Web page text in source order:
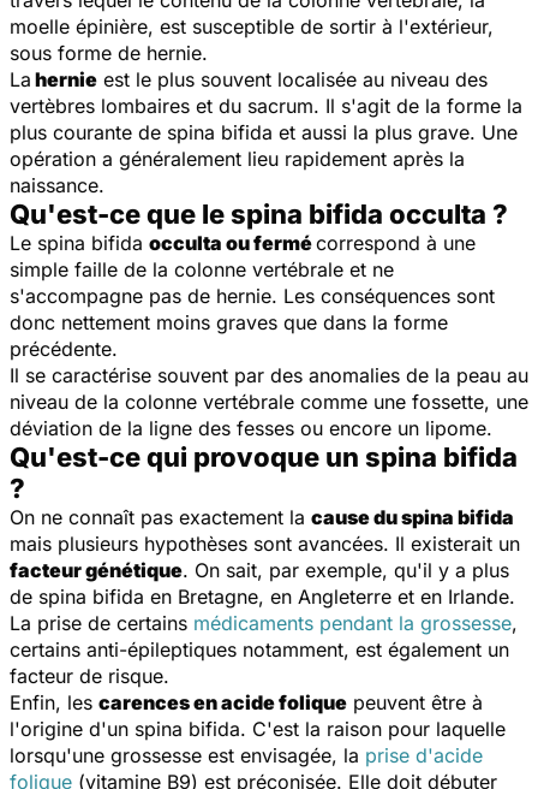
moelle épinière, est susceptible de sortir à l'extérieur,
sous forme de hernie.
La hernie est le plus souvent localisée au niveau des
vertèbres lombaires et du sacrum. Il s'agit de la forme la
plus courante de spina bifida et aussi la plus grave. Une
opération a généralement lieu rapidement après la
naissance.
Qu'est-ce que le spina bifida occulta ?
Le spina bifida occulta ou fermécorrespond à une
simple faille de la colonne vertébrale et ne
s'accompagne pas de hernie. Les conséquences sont
donc nettement moins graves que dans la forme
précédente.
Il se caractérise souvent par des anomalies de la peau au
niveau de la colonne vertébrale comme une fossette, une
déviation de la ligne des fesses ou encore un lipome.
Qu'est-ce qui provoque un spina bifida
?
On ne connaît pas exactement la cause du spina bifida
mais plusieurs hypothèses sont avancées. Il existerait un
facteur génétique. On sait, par exemple, qu'il y a plus
de spina bifida en Bretagne, en Angleterre et en Irlande.
La prise de certains médicaments pendant la grossesse,
certains anti-épileptiques notamment, est également un
facteur de risque.
Enfin, les carences en acide folique peuvent être à
l'origine d'un spina bifida. C'est la raison pour laquelle
lorsqu'une grossesse est envisagée, la prise d'acide
folique (vitamine B9) est préconisée. Elle doit débuter